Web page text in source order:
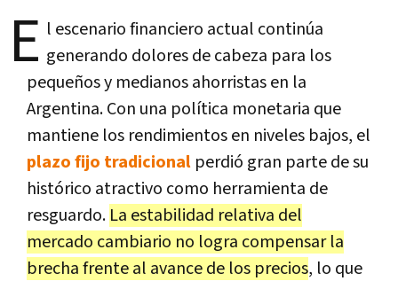
E l escenario financiero actual continúa
generando dolores de cabeza para los
pequeños y medianos ahorristas en la
Argentina. Con una política monetaria que
mantiene los rendimientos en niveles bajos, el
plazo fijo tradicional perdió gran parte de su
histórico atractivo como herramienta de
resguardo. La estabilidad relativa del
mercado cambiario no logra compensar la
brecha frente al avance de los precios, lo que